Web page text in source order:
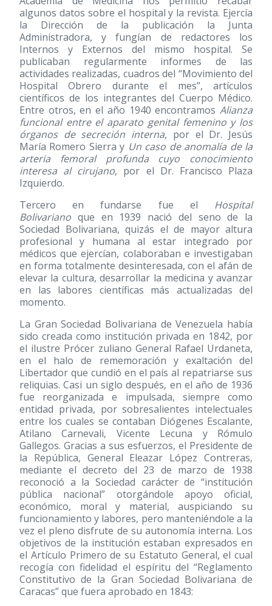
algunos datos sobre el hospital y la revista. Ejercía
la Dirección de la publicación la Junta
Administradora, y fungían de redactores los
Internos y Externos del mismo hospital. Se
publicaban regularmente informes de las
actividades realizadas, cuadros del “Movimiento del
Hospital Obrero durante el mes”, artículos
científicos de los integrantes del Cuerpo Médico.
Entre otros, en el año 1940 encontramos Alianza
funcional entre el aparato genital femenino y los
órganos de secreción interna, por el Dr. Jesús
María Romero Sierra y Un caso de anomalía de la
arteria femoral profunda cuyo conocimiento
interesa al cirujano, por el Dr. Francisco Plaza
Izquierdo.
Tercero en fundarse fue el Hospital
Bolivariano que en 1939 nació del seno de la
Sociedad Bolivariana, quizás el de mayor altura
profesional y humana al estar integrado por
médicos que ejercían, colaboraban e investigaban
en forma totalmente desinteresada, con el afán de
elevar la cultura, desarrollar la medicina y avanzar
en las labores científicas más actualizadas del
momento.
La Gran Sociedad Bolivariana de Venezuela había
sido creada como institución privada en 1842, por
el ilustre Prócer zuliano General Rafael Urdaneta,
en el halo de rememoración y exaltación del
Libertador que cundió en el país al repatriarse sus
reliquias. Casi un siglo después, en el año de 1936
fue reorganizada e impulsada, siempre como
entidad privada, por sobresalientes intelectuales
entre los cuales se contaban Diógenes Escalante,
Atilano Carnevali, Vicente Lecuna y Rómulo
Gallegos. Gracias a sus esfuerzos, el Presidente de
la República, General Eleazar López Contreras,
mediante el decreto del 23 de marzo de 1938
reconoció a la Sociedad carácter de “institución
pública nacional” otorgándole apoyo oficial,
económico, moral y material, auspiciando su
funcionamiento y labores, pero manteniéndole a la
vez el pleno disfrute de su autonomía interna. Los
objetivos de la institución estaban expresados en
el Artículo Primero de su Estatuto General, el cual
recogía con fidelidad el espíritu del “Reglamento
Constitutivo de la Gran Sociedad Bolivariana de
Caracas” que fuera aprobado en 1843: